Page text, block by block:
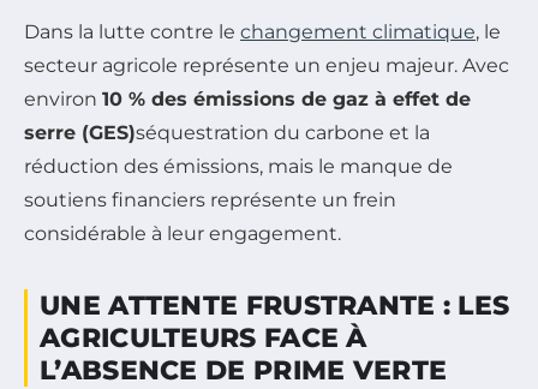
Dans la lutte contre le changement climatique, le
secteur agricole représente un enjeu majeur. Avec
environ 10 % des émissions de gaz à effet de
serre (GES)séquestration du carbone et la
réduction des émissions, mais le manque de
soutiens financiers représente un frein
considérable à leur engagement.
UNE ATTENTE FRUSTRANTE : LES
AGRICULTEURS FACE À
L’ABSENCE DE PRIME VERTE